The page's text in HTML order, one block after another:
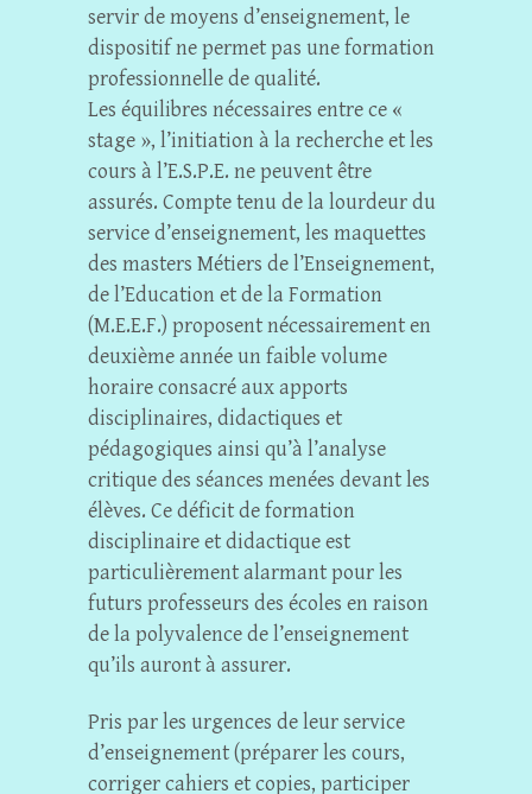
servir de moyens d’enseignement, le
dispositif ne permet pas une formation
professionnelle de qualité.
Les équilibres nécessaires entre ce «
stage », l’initiation à la recherche et les
cours à l’E.S.P.E. ne peuvent être
assurés. Compte tenu de la lourdeur du
service d’enseignement, les maquettes
des masters Métiers de l’Enseignement,
de l’Education et de la Formation
(M.E.E.F.) proposent nécessairement en
deuxième année un faible volume
horaire consacré aux apports
disciplinaires, didactiques et
pédagogiques ainsi qu’à l’analyse
critique des séances menées devant les
élèves. Ce déficit de formation
disciplinaire et didactique est
particulièrement alarmant pour les
futurs professeurs des écoles en raison
de la polyvalence de l’enseignement
qu’ils auront à assurer.
Pris par les urgences de leur service
d’enseignement (préparer les cours,
corriger cahiers et copies, participer